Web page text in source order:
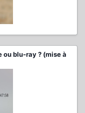
ou blu-ray ? (mise à